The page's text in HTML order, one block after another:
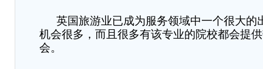
英国旅游业已成为服务领域中一个很大的
机会很多，而且很多有该专业的院校都会提
会。